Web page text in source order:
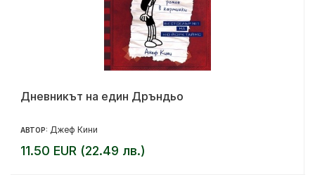
Дневникът на един Дръндьо
АВТОР: Джеф Кини
11.50 EUR (22.49 лв.)